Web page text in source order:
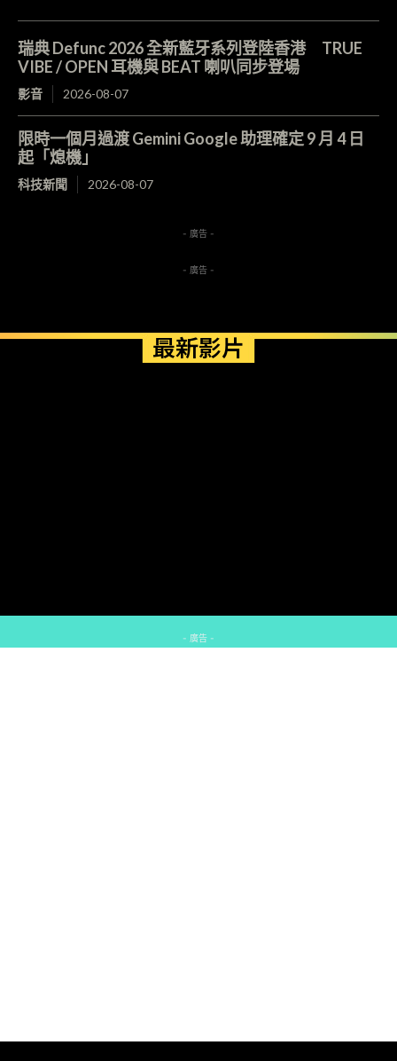
瑞典 Defunc 2026 全新藍牙系列登陸香港 TRUE
VIBE / OPEN 耳機與 BEAT 喇叭同步登場
影音 2026-08-07
限時一個月過渡 Gemini Google 助理確定 9 月 4 日
起「熄機」
科技新聞 2026-08-07
- 廣告 -
- 廣告 -
最新影片
- 廣告 -